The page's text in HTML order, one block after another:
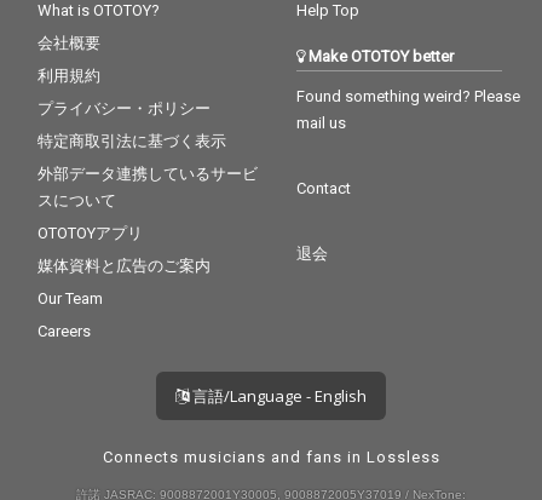
What is OTOTOY?
会社概要
利用規約
プライバシー・ポリシー
特定商取引法に基づく表示
外部データ連携しているサービ
スについて
OTOTOYアプリ
媒体資料と広告のご案内
Our Team
Careers
Help Top
Make OTOTOY better
Found something weird? Please
mail us
Contact
退会
言語/Language - English
Connects musicians and fans in Lossless
許諾 JASRAC: 9008872001Y30005, 9008872005Y37019 / NexTone: